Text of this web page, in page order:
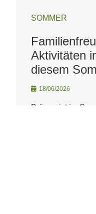
SOMMER
Aktivitäten
diesem
18/06/2026
Brügge ist im